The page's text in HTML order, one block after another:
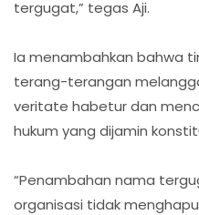
tergugat,” tegas Aji.
Ia menambahkan bahwa
terang-terangan
veritate habetur dan
hukum yang dijamin
“Penambahan nama
organisasi tidak